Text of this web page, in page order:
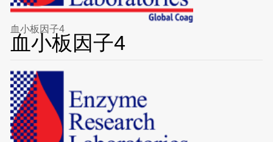
血小板因子4
血小板因子4